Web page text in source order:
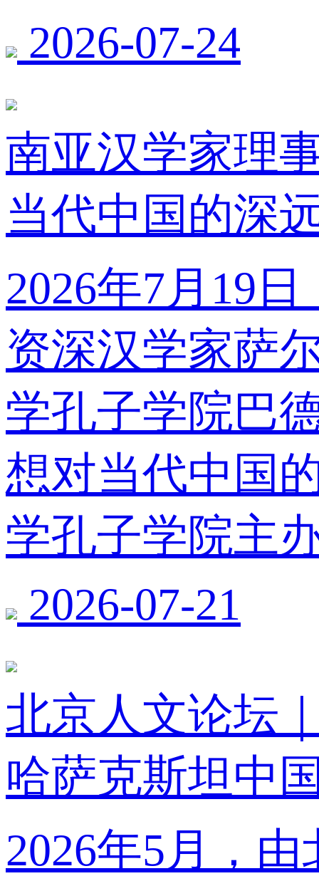
2026-07-24
南亚汉学家理
当代中国的深
2026年7月19
资深汉学家萨
学孔子学院巴
想对当代中国
学孔子学院主
2026-07-21
北京人文论坛
哈萨克斯坦中
2026年5月，